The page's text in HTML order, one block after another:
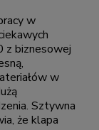
w
biznesowej
w
Sztywna
że klapa